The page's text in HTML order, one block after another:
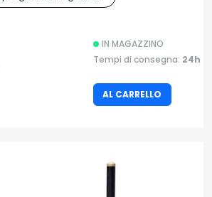
IN MAGAZZINO
Tempi di consegna: 24h
AL CARRELLO